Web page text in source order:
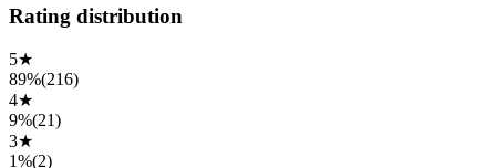
Rating distribution
5★
89%(216)
4★
9%(21)
3★
1%(2)